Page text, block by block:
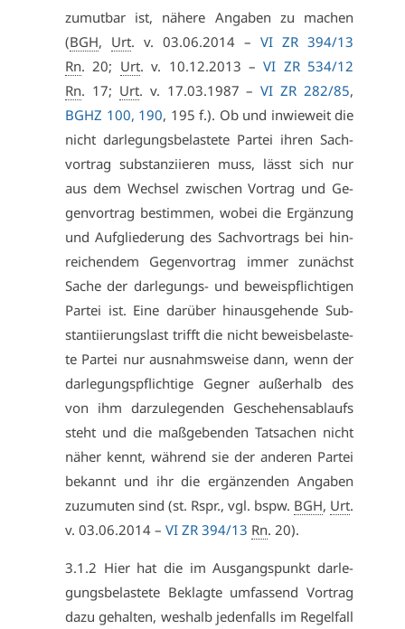
zu­mut­bar ist, nä­he­re An­ga­ben zu ma­chen
(BGH, Urt. v. 03.06.2014 – VI ZR 394/13
Rn. 20; Urt. v. 10.12.2013 –VI ZR 534/12
Rn. 17; Urt. v. 17.03.1987 –VI ZR 282/85,
BGHZ 100, 190, 195 f.). Ob und in­wie­weit die
nicht dar­le­gungs­be­las­te­te Par­tei ih­ren Sach­
vor­trag sub­stan­zi­ie­ren muss, lässt sich nur
aus dem Wech­sel zwi­schen Vor­trag und Ge­
gen­vor­trag be­stim­men, wo­bei die Er­gän­zung
und Auf­glie­de­rung des Sach­vor­trags bei hin­
rei­chen­dem Ge­gen­vor­trag im­mer zu­nächst
Sa­che der dar­le­gungs- und be­weis­pflich­ti­gen
Par­tei ist. Ei­ne dar­über hin­aus­ge­hen­de Sub­
stan­ti­ie­rungs­last trifft die nicht be­weis­be­las­te­
te Par­tei nur aus­nahms­wei­se dann, wenn der
dar­le­gungs­pflich­ti­ge Geg­ner au­ßer­halb des
von ihm dar­zu­le­gen­den Ge­sche­hens­ab­laufs
steht und die maß­ge­ben­den Tat­sa­chen nicht
nä­her kennt, wäh­rend sie der an­de­ren Par­tei
be­kannt und ihr die er­gän­zen­den An­ga­ben
zu­zu­mu­ten sind (st. Rspr., vgl. bspw. BGH, Urt.
v. 03.06.2014 – VI ZR 394/13 Rn. 20).
3.1.2 Hier hat die im Aus­gangs­punkt dar­le­
gungs­be­las­te­te Be­klag­te um­fas­send Vor­trag
da­zu ge­hal­ten, wes­halb je­den­falls im Re­gel­fall